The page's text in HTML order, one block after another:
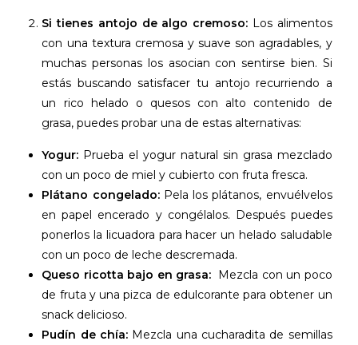
Si tienes antojo de algo cremoso: Los alimentos
con una textura cremosa y suave son agradables, y
muchas personas los asocian con sentirse bien. Si
estás buscando satisfacer tu antojo recurriendo a
un rico helado o quesos con alto contenido de
grasa, puedes probar una de estas alternativas:
Yogur: Prueba el yogur natural sin grasa mezclado
con un poco de miel y cubierto con fruta fresca.
Plátano congelado: Pela los plátanos, envuélvelos
en papel encerado y congélalos. Después puedes
ponerlos la licuadora para hacer un helado saludable
con un poco de leche descremada.
Queso ricotta bajo en grasa:
Mezcla con un poco
de fruta y una pizca de edulcorante para obtener un
snack delicioso.
Pudín de chía: Mezcla una cucharadita de semillas